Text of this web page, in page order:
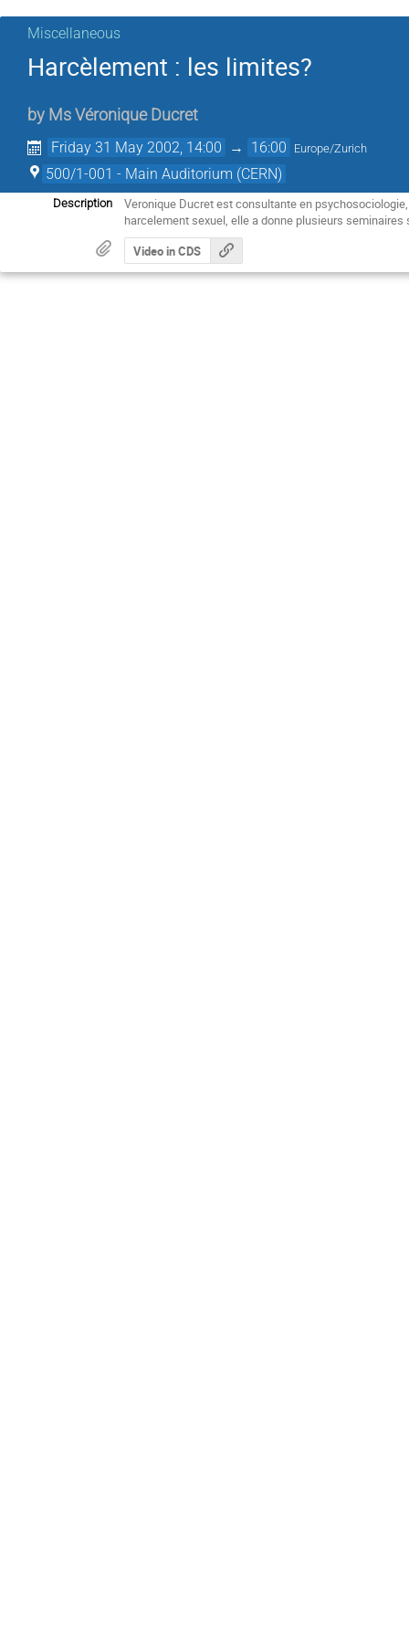
Miscellaneous
Harcèlement : les limites?
by Ms Véronique Ducret
Friday 31 May 2002, 14:00 → 16:00 Europe/Zurich
500/1-001 - Main Auditorium (CERN)
Description
Veronique Ducret est consultante en
harcelement sexuel, elle a donne plusieurs seminaires
Video in CDS